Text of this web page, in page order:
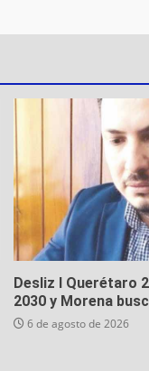
Desliz I Querétaro
2030 y Morena
6 de agosto de 2026